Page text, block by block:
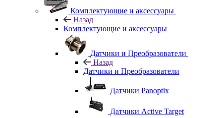
Комплектующие и аксессуары
Назад
Комплектующие и аксессуары
Датчики и Преобразователи
Назад
Датчики и Преобразователи
Датчики Panoptix
Датчики Active Target